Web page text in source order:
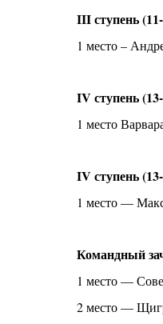
III ступень
1 место –
IV ступень
1 место
IV ступень
1 место —
Командный
1 место —
2 место —